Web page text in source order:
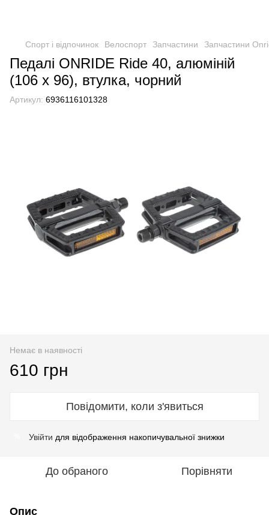
Спорт і відпочинок Велоспорт Запчастини Запчастини
Педалі ONRIDE Ride 40, алюміній
(106 x 96), втулка, чорний
Артикул: 6936116101328
Немає в наявності
610 грн
Повідомити, коли з'явиться
Увійти для відображення накопичувальної знижки
До обраного Порівняти
Опис